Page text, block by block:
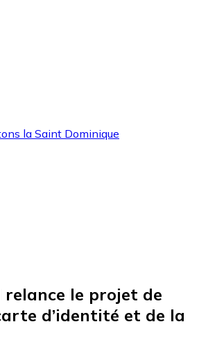
laSaint Dominique
le projet de
d’identité et de la